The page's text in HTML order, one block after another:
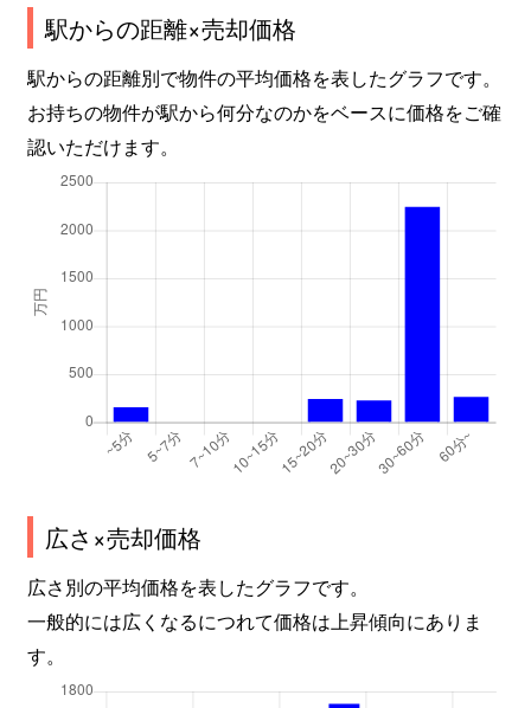
駅からの距離×売却価格
駅からの距離別で物件の平均価格を表したグラフです。
お持ちの物件が駅から何分なのかをベースに価格をご確
認いただけます。
広さ×売却価格
広さ別の平均価格を表したグラフです。
一般的には広くなるにつれて価格は上昇傾向にありま
す。